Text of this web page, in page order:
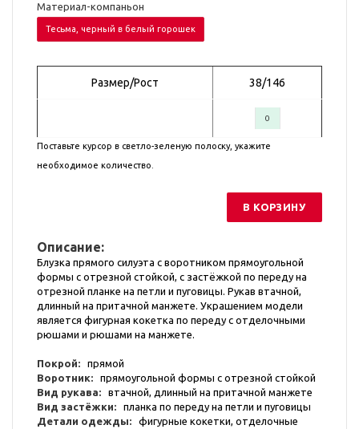
Материал-компаньон
Тесьма, черный в белый горошек
Размер/Рост 38/146
Поставьте курсор в светло-зеленую полоску, укажите
необходимое количество.
В КОРЗИНУ
Описание:
Блузка прямого силуэта с воротником прямоугольной
формы с отрезной стойкой, с застёжкой по переду на
отрезной планке на петли и пуговицы. Рукав втачной,
длинный на притачной манжете. Украшением модели
является фигурная кокетка по переду с отделочными
рюшами и рюшами на манжете.
Покрой: прямой
Воротник: прямоугольной формы с отрезной стойкой
Вид рукава: втачной, длинный на притачной манжете
Вид застёжки: планка по переду на петли и пуговицы
Детали одежды: фигурные кокетки, отделочные